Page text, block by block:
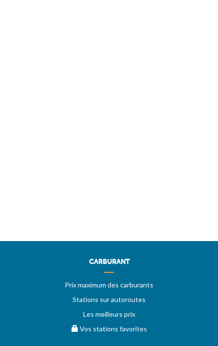
CARBURANT
Prix maximum des carburants
Stations sur autoroutes
Les meilleurs prix
Vos stations favorites